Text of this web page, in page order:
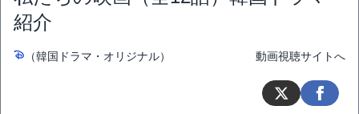
紹介
（韓国ドラマ・オリジナル） 動画視聴サイトへ